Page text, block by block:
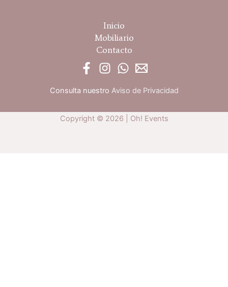
Inicio
Mobiliario
Contacto
Consulta nuestro Aviso de Privacidad
Copyright © 2026 | Oh! Events